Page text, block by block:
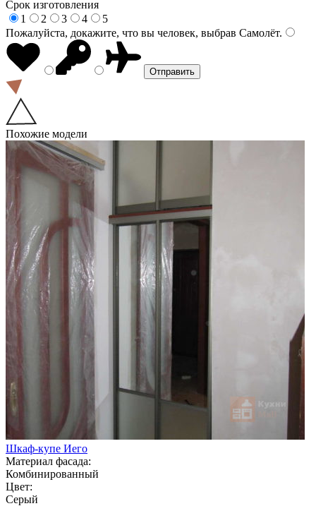
Срок изготовления
1
2 3 4
5
Пожалуйста, докажите, что вы человек, выбрав Самолёт.
Похожие модели
Шкаф-купе Иего
Материал фасада:
Комбинированный
Цвет:
Серый